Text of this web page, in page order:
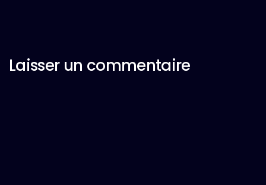
Laisser un commentaire